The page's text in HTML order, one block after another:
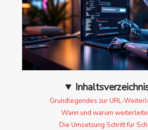
Grundlegendes zur URL-
Wann und warum
Die Umsetzung Schritt für